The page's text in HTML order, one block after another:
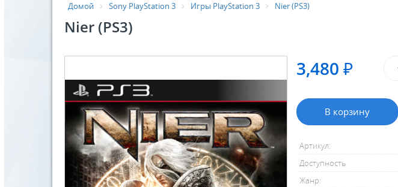
Домой Sony PlayStation 3 Игры PlayStation 3 Nier (PS3)
Nier (PS3)
3,480 ₽
В корзину
Артикул:
Доступность
Жанр: